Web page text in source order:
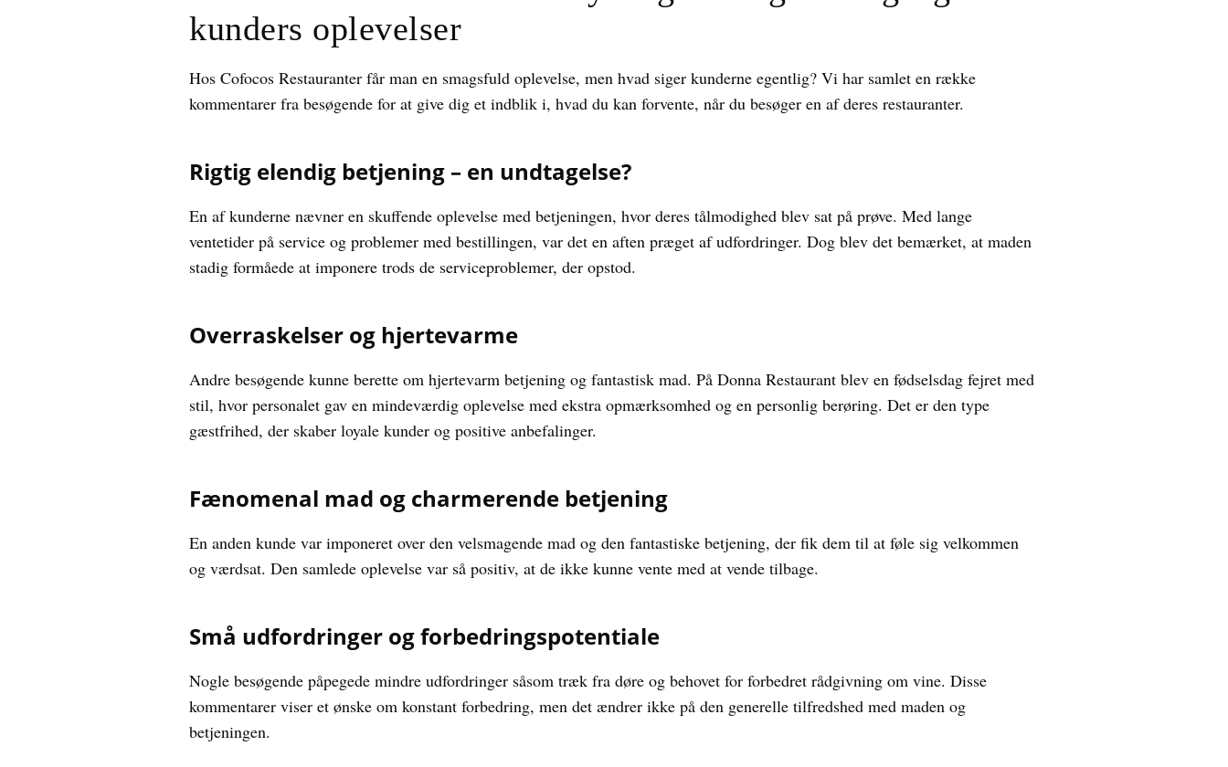
kunders oplevelser
Hos Cofocos Restauranter får man en smagsfuld oplevelse, men hvad siger kunderne egentlig? Vi har samlet en række
kommentarer fra besøgende for at give dig et indblik i, hvad du kan forvente, når du besøger en af deres restauranter.
Rigtig elendig betjening – en undtagelse?
En af kunderne nævner en skuffende oplevelse med betjeningen, hvor deres tålmodighed blev sat på prøve. Med lange
ventetider på service og problemer med bestillingen, var det en aften præget af udfordringer. Dog blev det bemærket, at maden
stadig formåede at imponere trods de serviceproblemer, der opstod.
Overraskelser og hjertevarme
Andre besøgende kunne berette om hjertevarm betjening og fantastisk mad. På Donna Restaurant blev en fødselsdag fejret med
stil, hvor personalet gav en mindeværdig oplevelse med ekstra opmærksomhed og en personlig berøring. Det er den type
gæstfrihed, der skaber loyale kunder og positive anbefalinger.
Fænomenal mad og charmerende betjening
En anden kunde var imponeret over den velsmagende mad og den fantastiske betjening, der fik dem til at føle sig velkommen
og værdsat. Den samlede oplevelse var så positiv, at de ikke kunne vente med at vende tilbage.
Små udfordringer og forbedringspotentiale
Nogle besøgende påpegede mindre udfordringer såsom træk fra døre og behovet for forbedret rådgivning om vine. Disse
kommentarer viser et ønske om konstant forbedring, men det ændrer ikke på den generelle tilfredshed med maden og
betjeningen.